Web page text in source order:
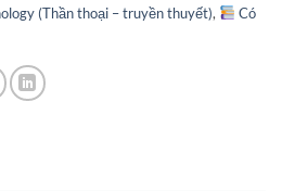
(Thần thoại – truyền thuyết),
Có